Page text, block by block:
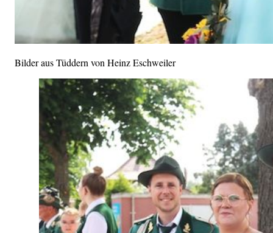
Bilder aus Tüddern von Heinz Eschweiler